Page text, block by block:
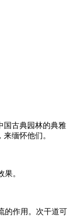
国古典园林的典雅
缅怀他们。
。
的作用。次干道可